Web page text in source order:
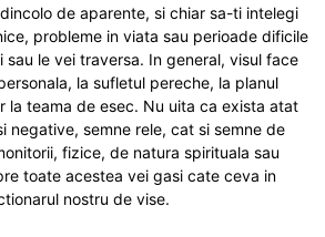
de aparente, si chiar sa-ti intelegi
probleme in viata sau perioade dificile
sau le vei traversa. In general, visul face
la sufletul pereche, la planul
la teama de esec. Nu uita ca exista atat
negative, semne rele, cat si semne de
fizice, de natura spirituala sau
toate acestea vei gasi cate ceva in
nostru de vise.